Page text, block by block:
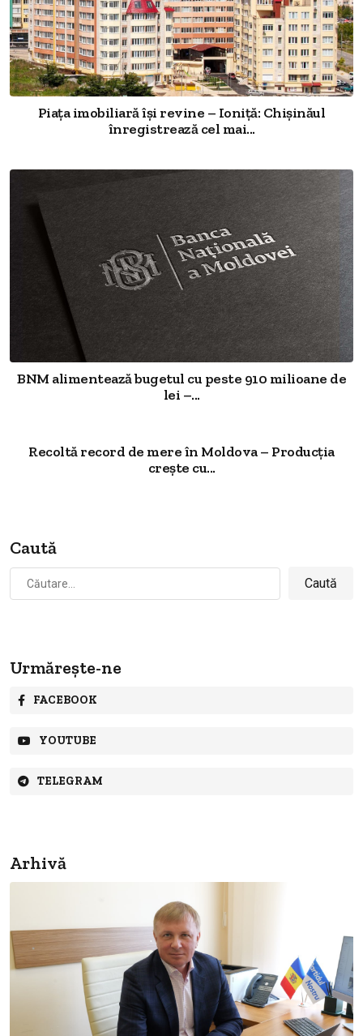
Piața imobiliară își revine – Ioniță: Chișinăul
înregistrează cel mai...
BNM alimentează bugetul cu peste 910 milioane de
lei –...
Recoltă record de mere în Moldova – Producția
crește cu...
Caută
Caută
după:
Urmărește-ne
FACEBOOK
YOUTUBE
TELEGRAM
Arhivă